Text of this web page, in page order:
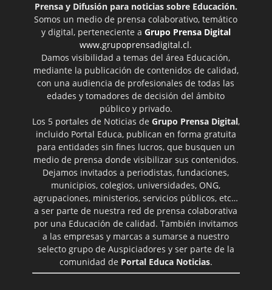
Prensa y Difusión para noticias sobre Educación.
Somos un medio de prensa colaborativo, temático
y digital, perteneciente a Grupo Prensa Digital
www.grupoprensadigital.cl.
Damos visibilidad a temas del área Educación,
mediante la publicación de contenidos de calidad,
con una audiencia de profesionales de todas las
edades y tomadores de decisión del ámbito
público y privado.
Los 5 portales de Noticias de Grupo Prensa Digital,
incluido Portal Educa, publican en forma gratuita
para entidades sin fines lucros, que busquen un
medio de prensa donde visibilizar sus contenidos.
Dejamos invitados a periodistas, fundaciones,
municipios, colegios, universidades, ONG,
agrupaciones, ministerios, servicios públicos, etc…
a ser parte de nuestra red de prensa colaborativa
por una Educación de calidad. También invitamos
a las empresas y marcas a sumarse a nuestro
selecto grupo de Auspiciadores y ser parte de la
comunidad de Portal Educa Noticias.